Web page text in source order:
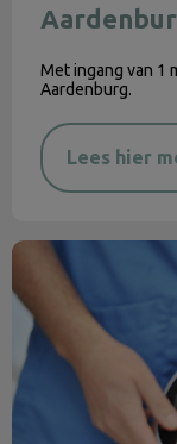
Met ingang van 1
Aardenburg.
Lees hier
Chippen en